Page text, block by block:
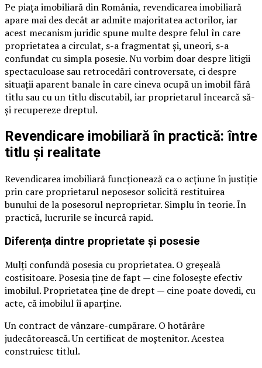
Pe piața imobiliară din România, revendicarea imobiliară
apare mai des decât ar admite majoritatea actorilor, iar
acest mecanism juridic spune multe despre felul în care
proprietatea a circulat, s-a fragmentat și, uneori, s-a
confundat cu simpla posesie. Nu vorbim doar despre litigii
spectaculoase sau retrocedări controversate, ci despre
situații aparent banale în care cineva ocupă un imobil fără
titlu sau cu un titlu discutabil, iar proprietarul încearcă să-
și recupereze dreptul.
Revendicare imobiliară în practică: între
titlu și realitate
Revendicarea imobiliară funcționează ca o acțiune în justiție
prin care proprietarul neposesor solicită restituirea
bunului de la posesorul neproprietar. Simplu în teorie. În
practică, lucrurile se încurcă rapid.
Diferența dintre proprietate și posesie
Mulți confundă posesia cu proprietatea. O greșeală
costisitoare. Posesia ține de fapt — cine folosește efectiv
imobilul. Proprietatea ține de drept — cine poate dovedi, cu
acte, că imobilul îi aparține.
Un contract de vânzare-cumpărare. O hotărâre
judecătorească. Un certificat de moștenitor. Acestea
construiesc titlul.